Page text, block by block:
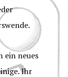
ein neues
Ihr